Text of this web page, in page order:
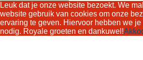
Leuk dat je onze website bezoekt. We
website gebruik van cookies om onze
ervaring te geven. Hiervoor hebben we
nodig. Royale groeten en dankuwel!